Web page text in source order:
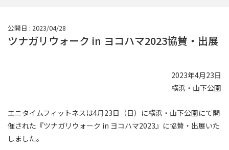
公開日 : 2023/04/28
ツナガリウォーク in ヨコハマ2023協賛・出展
2023年4月23日
横浜・山下公園
エニタイムフィットネスは4月23日（日）に横浜・山下公園にて開
催された『ツナガリウォーク in ヨコハマ2023』に協賛・出展いた
しました。